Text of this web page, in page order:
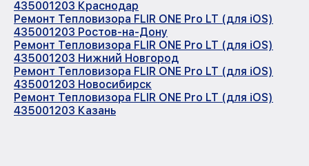
435001203 Краснодар
Ремонт Тепловизора FLIR ONE Pro LT (для iOS)
435001203 Ростов-на-Дону
Ремонт Тепловизора FLIR ONE Pro LT (для iOS)
435001203 Нижний Новгород
Ремонт Тепловизора FLIR ONE Pro LT (для iOS)
435001203 Новосибирск
Ремонт Тепловизора FLIR ONE Pro LT (для iOS)
435001203 Казань